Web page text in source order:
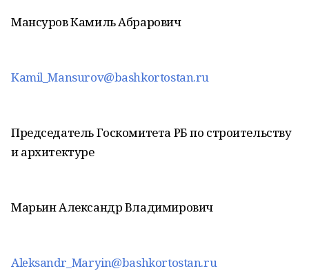
Мансуров Камиль Абрарович
Kamil_Mansurov@bashkortostan.ru
Председатель Госкомитета РБ по строительству
и архитектуре
Марьин Александр Владимирович
Aleksandr_Maryin@bashkortostan.ru